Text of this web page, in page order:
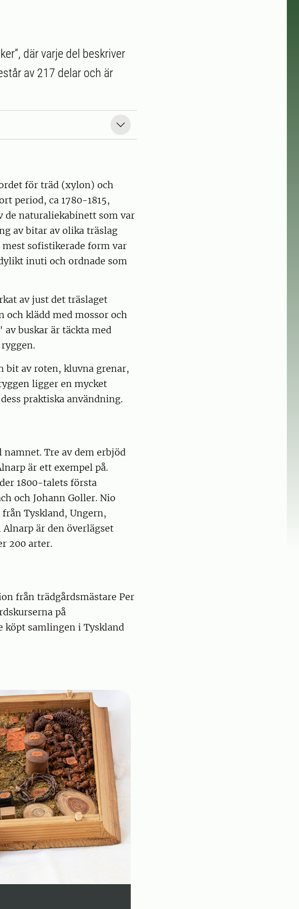
där varje del beskriver
av 217 delar och är
för träd (xylon) och
period, ca 1780-1815,
de naturaliekabinett som var
av bitar av olika träslag
mest sofistikerade form var
inuti och ordnade som
av just det träslaget
och klädd med mossor och
buskar är täckta med
bit av roten, kluvna grenar,
ligger en mycket
praktiska användning.
Tre av dem erbjöd
är ett exempel på.
1800-talets första
och Johann Goller. Nio
Tyskland, Ungern,
är den överlägset
200 arter.
från trädgårdsmästare Per
på
köpt samlingen i Tyskland